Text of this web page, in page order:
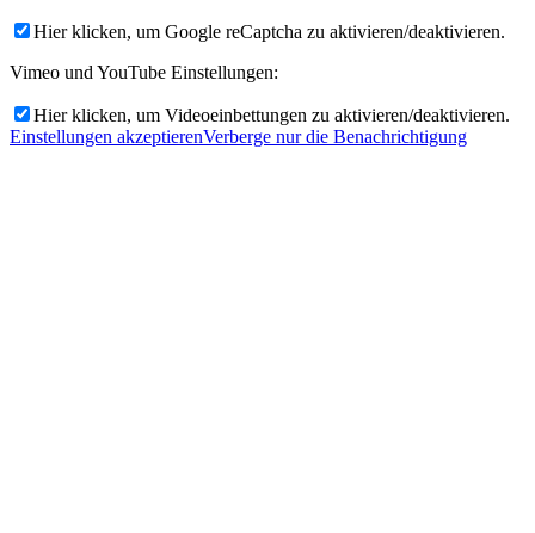
Hier klicken, um Google reCaptcha zu aktivieren/deaktivieren.
Vimeo und YouTube Einstellungen:
Hier klicken, um Videoeinbettungen zu aktivieren/deaktivieren.
Einstellungen akzeptierenVerberge nur die Benachrichtigung